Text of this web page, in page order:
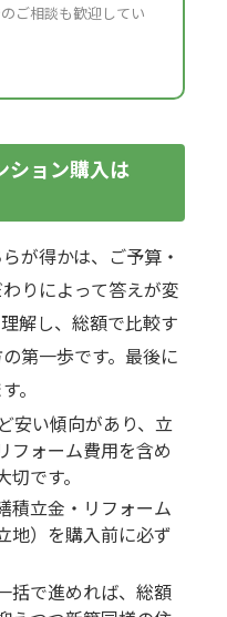
ご相談も歓迎してい
ション購入は
が得かは、ご予算・
りによって答えが変
解し、総額で比較す
第一歩です。最後に
。
安い傾向があり、立
フォーム費用を含め
です。
積立金・リフォーム
地）を購入前に必ず
括で進めれば、総額